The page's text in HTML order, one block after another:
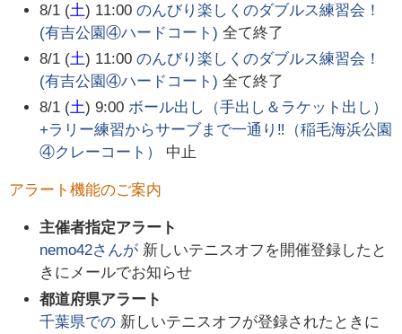
8/1 (土) 11:00 のんびり楽しくのダブルス練習会！
(有吉公園④ハードコート) 全て終了
8/1 (土) 11:00 のんびり楽しくのダブルス練習会！
(有吉公園④ハードコート) 全て終了
8/1 (土) 9:00 ボール出し（手出し＆ラケット出し）
+ラリー練習からサーブまで一通り‼️（稲毛海浜公園
④クレーコート）
中止
アラート機能のご案内
主催者指定アラート
nemo42さんが 新しいテニスオフを開催登録したと
きにメールでお知らせ
都道府県アラート
千葉県での 新しいテニスオフが登録されたときに